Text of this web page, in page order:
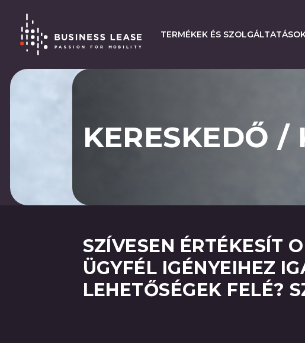
TERMÉKEK ÉS
KERESKEDŐ /
SZÍVESEN ÉRTÉKESÍT
ÜGYFÉL IGÉNYEIHEZ
LEHETŐSÉGEK FELÉ?